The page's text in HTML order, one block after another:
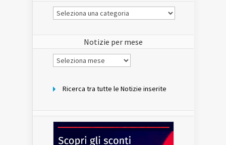
Le
Notizie
Notizie per mese
Notizie
per
Ricerca tra tutte le Notizie inserite